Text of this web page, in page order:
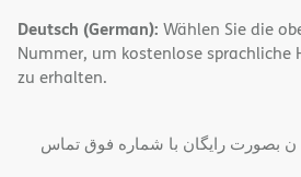
Deutsch (German): Wählen Sie die
Nummer, um kostenlose sprachliche
zu erhalten.
ن بصورت رایگان با شماره فوق تماس